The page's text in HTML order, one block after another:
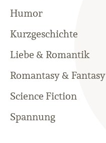
Humor
Kurzgeschichte
Liebe & Romantik
Romantasy & Fantasy
Science Fiction
Spannung